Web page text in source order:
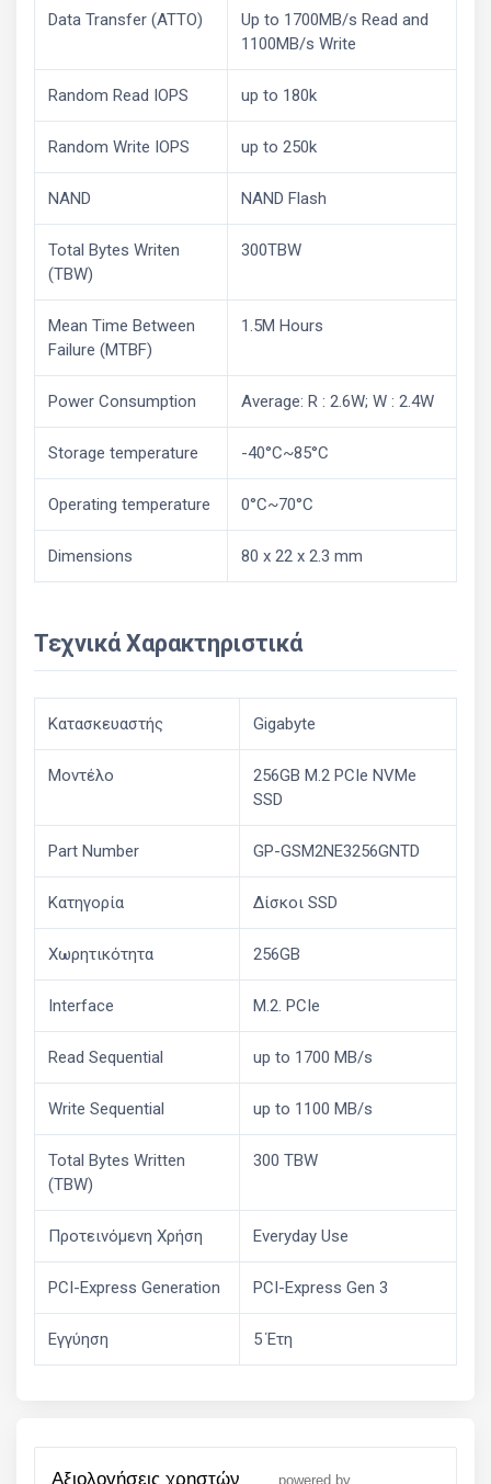
Data Transfer (ATTO)
Up to 1700MB/s Read and
1100MB/s Write
Random Read IOPS up to 180k
Random Write IOPS up to 250k
NAND NAND Flash
Total Bytes Writen
(TBW)
300TBW
Mean Time Between
Failure (MTBF)
1.5M Hours
Power Consumption Average: R : 2.6W; W : 2.4W
Storage temperature -40°C~85°C
Operating temperature 0°C~70°C
Dimensions 80 x 22 x 2.3 mm
Τεχνικά Χαρακτηριστικά
Κατασκευαστής Gigabyte
Μοντέλο
256GB M.2 PCIe NVMe
SSD
Part Number GP-GSM2NE3256GNTD
Κατηγορία Δίσκοι SSD
Χωρητικότητα 256GB
Interface M.2. PCIe
Read Sequential up to 1700 MB/s
Write Sequential up to 1100 MB/s
Total Bytes Written
(TBW)
300 TBW
Προτεινόμενη Χρήση Everyday Use
PCI-Express Generation PCI-Express Gen 3
Εγγύηση 5 Έτη
αξιολογήσεις χρηστών powered by